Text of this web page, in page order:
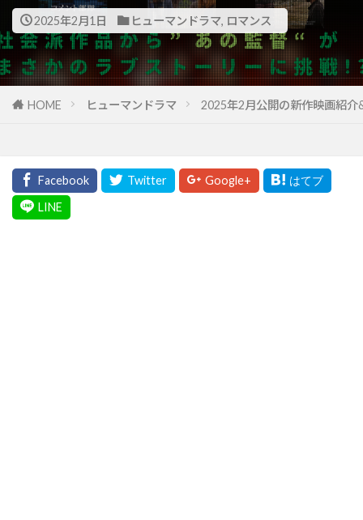
2025年2月1日 ヒューマンドラマ, ロマンス
HOME ヒューマンドラマ 2025年2月公開の新作映画紹介